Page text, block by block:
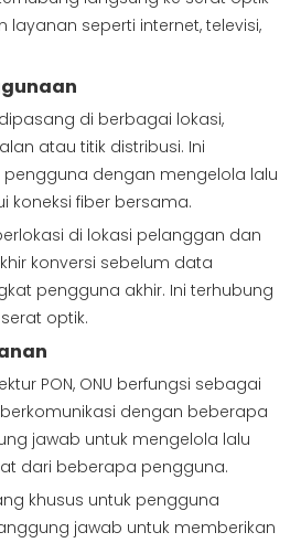
layanan seperti internet, televisi,
di berbagai lokasi,
atau titik distribusi. Ini
dengan mengelola lalu
koneksi fiber bersama.
di lokasi pelanggan dan
konversi sebelum data
pengguna akhir. Ini terhubung
optik.
PON, ONU berfungsi sebagai
dengan beberapa
jawab untuk mengelola lalu
dari beberapa pengguna.
khusus untuk pengguna
jawab untuk memberikan